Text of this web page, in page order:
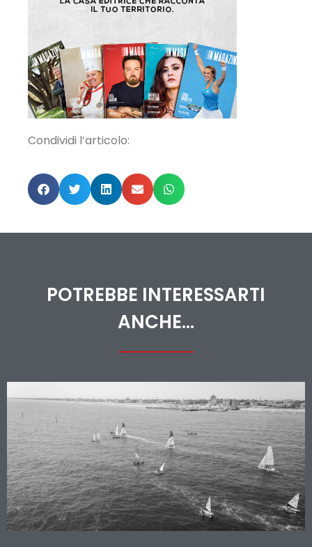
Condividi l’articolo:
POTREBBE INTERESSARTI
ANCHE...